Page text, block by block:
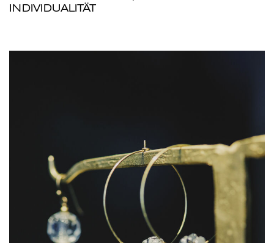
INDIVIDUALITÄT